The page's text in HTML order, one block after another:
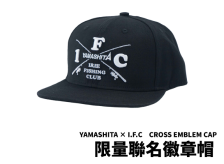
４．使用「AFTEE先享後付」時，將依據個別帳號之用戶狀況，依本公司即
時審查核予不同之上限額度；若仍有額度不足之情形，本公司將視審查結果
請求用戶進行身份認證。
５．嚴禁一人註冊多個帳號或使用他人資訊註冊。若發現惡意使用之情形，
恩沛科技股份有限公司將有權停止該用戶之使用額度並採取法律行動。
貨到付款（門市自取請勿下單，請聯繫客服）
每筆NT$200，滿NT$3,000(含以上)免運費